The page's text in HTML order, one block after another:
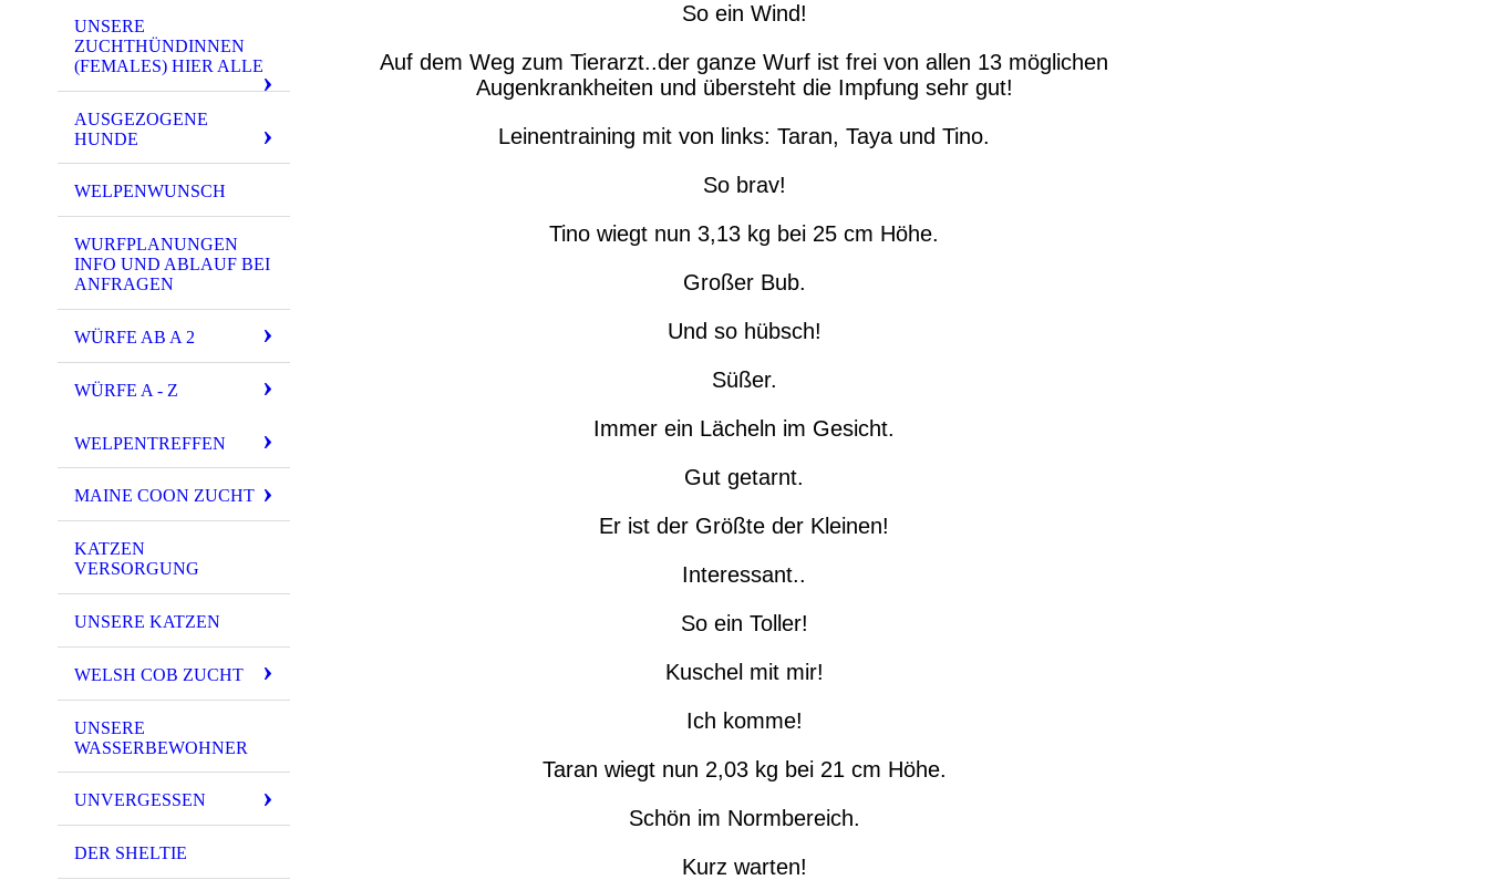
UNSERE
ZUCHTHÜNDINNEN
(FEMALES) HIER ALLE
AUSGEZOGENE
HUNDE
WELPENWUNSCH
WURFPLANUNGEN
INFO UND ABLAUF BEI
ANFRAGEN
WÜRFE AB A 2
WÜRFE A - Z
WELPENTREFFEN
MAINE COON ZUCHT
KATZEN
VERSORGUNG
UNSERE KATZEN
WELSH COB ZUCHT
UNSERE
WASSERBEWOHNER
UNVERGESSEN
DER SHELTIE
So ein Wind!
Auf dem Weg zum Tierarzt..der ganze Wurf ist frei von allen 13 möglichen
Augenkrankheiten und übersteht die Impfung sehr gut!
Leinentraining mit von links: Taran, Taya und Tino.
So brav!
Tino wiegt nun 3,13 kg bei 25 cm Höhe.
Großer Bub.
Und so hübsch!
Süßer.
Immer ein Lächeln im Gesicht.
Gut getarnt.
Er ist der Größte der Kleinen!
Interessant..
So ein Toller!
Kuschel mit mir!
Ich komme!
Taran wiegt nun 2,03 kg bei 21 cm Höhe.
Schön im Normbereich.
Kurz warten!